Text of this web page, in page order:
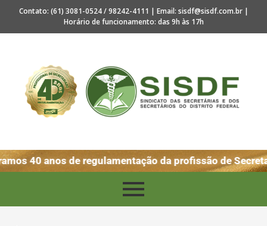
Contato: (61) 3081-0524 / 98242-4111 | Email: sisdf@sisdf.com.br |
Horário de funcionamento: das 9h às 17h
40 anos de regulamentação da profissão de